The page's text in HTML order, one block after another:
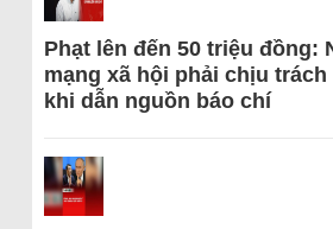
Phạt lên đến 50 triệu đồng:
mạng xã hội phải chịu
khi dẫn nguồn báo chí